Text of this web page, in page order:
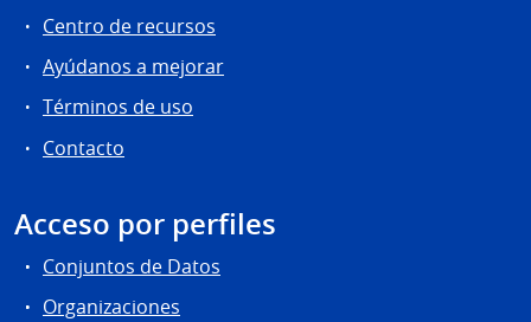
Centro de recursos
Ayúdanos a mejorar
Términos de uso
Contacto
Acceso por perfiles
Conjuntos de Datos
Organizaciones